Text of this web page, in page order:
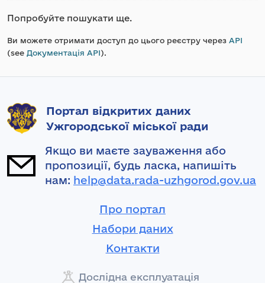
Попробуйте пошукати ще.
Ви можете отримати доступ до цього реєстру через API
(see Документація API).
Портал відкритих даних
Ужгородської міської ради
Якщо ви маєте зауваження або
пропозиції, будь ласка, напишіть
нам: help@data.rada-uzhgorod.gov.ua
Про портал
Набори даних
Контакти
Дослідна експлуатація